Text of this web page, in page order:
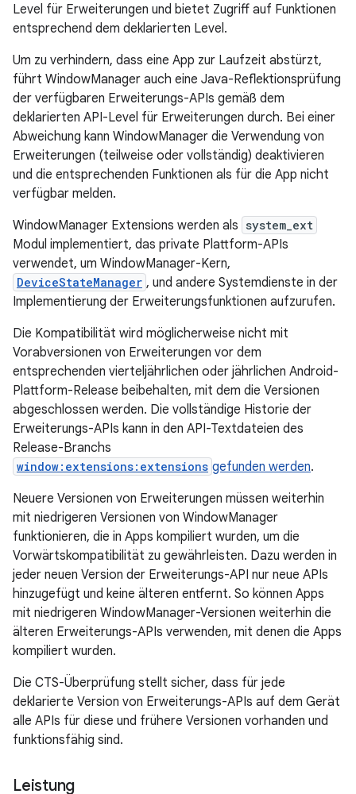
Level für Erweiterungen und bietet Zugriff auf Funktionen
entsprechend dem deklarierten Level.
Um zu verhindern, dass eine App zur Laufzeit abstürzt,
führt WindowManager auch eine Java-Reflektionsprüfung
der verfügbaren Erweiterungs-APIs gemäß dem
deklarierten API-Level für Erweiterungen durch. Bei einer
Abweichung kann WindowManager die Verwendung von
Erweiterungen (teilweise oder vollständig) deaktivieren
und die entsprechenden Funktionen als für die App nicht
verfügbar melden.
WindowManager Extensions werden als system_ext
Modul implementiert, das private Plattform-APIs
verwendet, um WindowManager-Kern,
DeviceStateManager , und andere Systemdienste in der
Implementierung der Erweiterungsfunktionen aufzurufen.
Die Kompatibilität wird möglicherweise nicht mit
Vorabversionen von Erweiterungen vor dem
entsprechenden vierteljährlichen oder jährlichen Android-
Plattform-Release beibehalten, mit dem die Versionen
abgeschlossen werden. Die vollständige Historie der
Erweiterungs-APIs kann in den API-Textdateien des
Release-Branchs
window:extensions:extensions gefunden werden.
Neuere Versionen von Erweiterungen müssen weiterhin
mit niedrigeren Versionen von WindowManager
funktionieren, die in Apps kompiliert wurden, um die
Vorwärtskompatibilität zu gewährleisten. Dazu werden in
jeder neuen Version der Erweiterungs-API nur neue APIs
hinzugefügt und keine älteren entfernt. So können Apps
mit niedrigeren WindowManager-Versionen weiterhin die
älteren Erweiterungs-APIs verwenden, mit denen die Apps
kompiliert wurden.
Die CTS-Überprüfung stellt sicher, dass für jede
deklarierte Version von Erweiterungs-APIs auf dem Gerät
alle APIs für diese und frühere Versionen vorhanden und
funktionsfähig sind.
Leistung